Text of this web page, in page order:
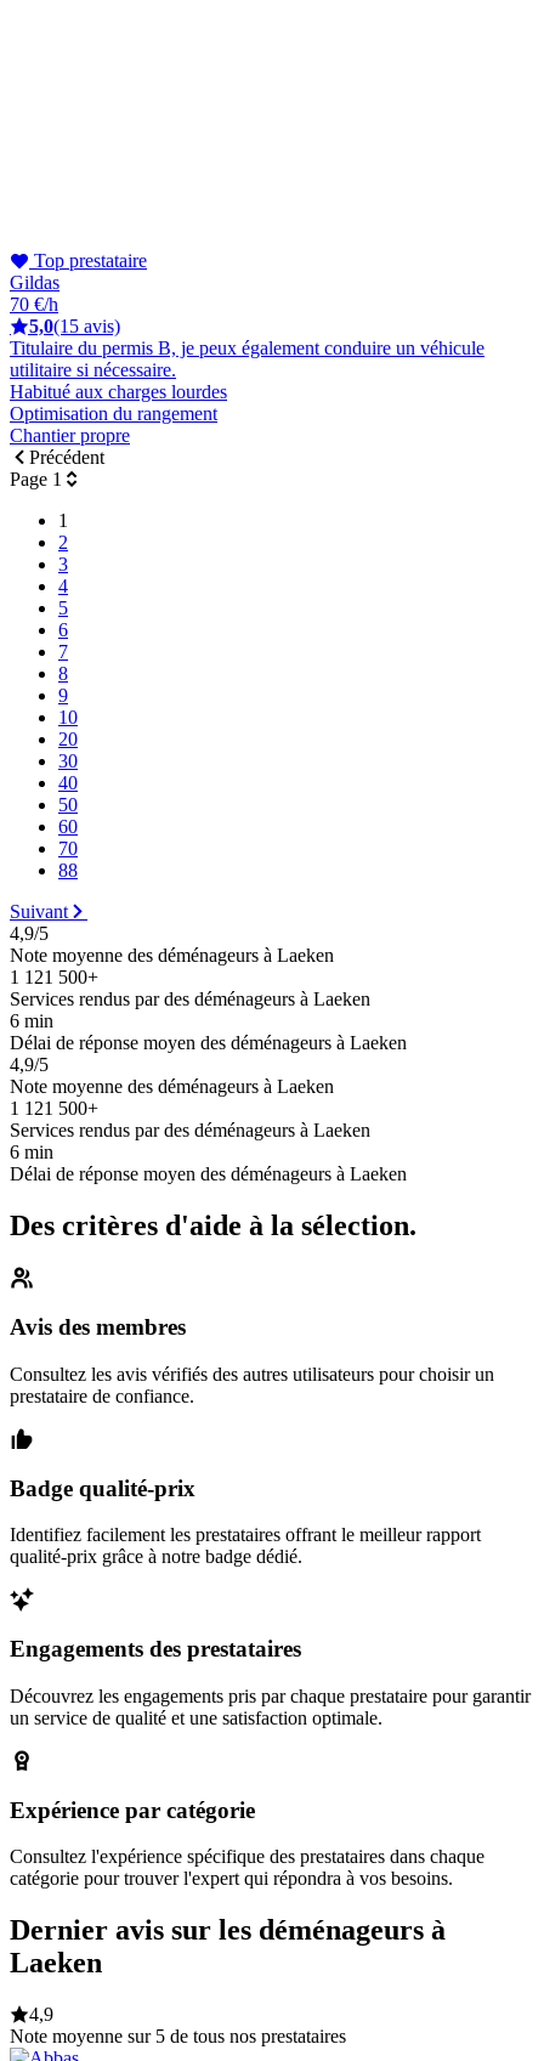
Top prestataire
Gildas
70 €/h
5,0(15 avis)
Titulaire du permis B, je peux également conduire un véhicule
utilitaire si nécessaire.
Habitué aux charges lourdes
Optimisation du rangement
Chantier propre
Précédent
Page 1
1
2
3
4
5
6
7
8
9
10
20
30
40
50
60
70
88
Suivant
4,9/5
Note moyenne des déménageurs à Laeken
1 121 500+
Services rendus par des déménageurs à Laeken
6 min
Délai de réponse moyen des déménageurs à Laeken
4,9/5
Note moyenne des déménageurs à Laeken
1 121 500+
Services rendus par des déménageurs à Laeken
6 min
Délai de réponse moyen des déménageurs à Laeken
Des critères d'aide à la sélection.
Avis des membres
Consultez les avis vérifiés des autres utilisateurs pour choisir un
prestataire de confiance.
Badge qualité-prix
Identifiez facilement les prestataires offrant le meilleur rapport
qualité-prix grâce à notre badge dédié.
Engagements des prestataires
Découvrez les engagements pris par chaque prestataire pour garantir
un service de qualité et une satisfaction optimale.
Expérience par catégorie
Consultez l'expérience spécifique des prestataires dans chaque
catégorie pour trouver l'expert qui répondra à vos besoins.
Dernier avis sur les déménageurs à
Laeken
4,9
Note moyenne sur 5 de tous nos prestataires